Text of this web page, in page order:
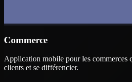
Commerce
Application mobile pour les commerces
clients et se différencier.